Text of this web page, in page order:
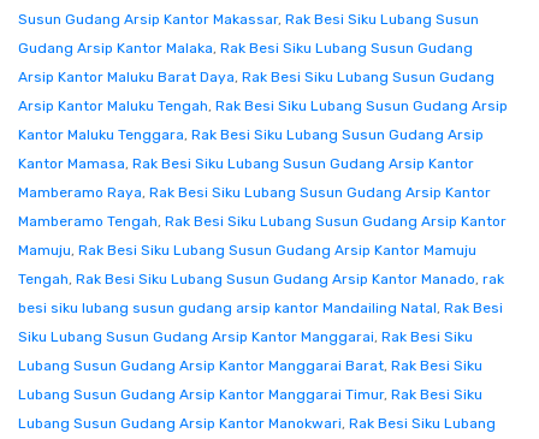
Susun Gudang Arsip Kantor Makassar, Rak Besi Siku Lubang Susun
Gudang Arsip Kantor Malaka, Rak Besi Siku Lubang Susun Gudang
Arsip Kantor Maluku Barat Daya, Rak Besi Siku Lubang Susun Gudang
Arsip Kantor Maluku Tengah, Rak Besi Siku Lubang Susun Gudang Arsip
Kantor Maluku Tenggara, Rak Besi Siku Lubang Susun Gudang Arsip
Kantor Mamasa, Rak Besi Siku Lubang Susun Gudang Arsip Kantor
Mamberamo Raya, Rak Besi Siku Lubang Susun Gudang Arsip Kantor
Mamberamo Tengah, Rak Besi Siku Lubang Susun Gudang Arsip Kantor
Mamuju, Rak Besi Siku Lubang Susun Gudang Arsip Kantor Mamuju
Tengah, Rak Besi Siku Lubang Susun Gudang Arsip Kantor Manado, rak
besi siku lubang susun gudang arsip kantor Mandailing Natal, Rak Besi
Siku Lubang Susun Gudang Arsip Kantor Manggarai, Rak Besi Siku
Lubang Susun Gudang Arsip Kantor Manggarai Barat, Rak Besi Siku
Lubang Susun Gudang Arsip Kantor Manggarai Timur, Rak Besi Siku
Lubang Susun Gudang Arsip Kantor Manokwari, Rak Besi Siku Lubang